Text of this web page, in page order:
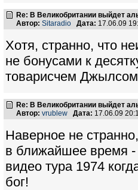
Re: В Великобритании выйдет
Автор: Sitaradio Дата: 17.06.09
Хотя, странно, что
не бонусами к
товарисчем
Re: В Великобритании выйдет
Автор: vrublew Дата: 17.06.09
Наверное не
в ближайшее время -
видео тура 1974
бог!